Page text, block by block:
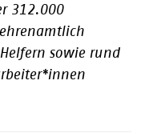
312.000
sowie rund